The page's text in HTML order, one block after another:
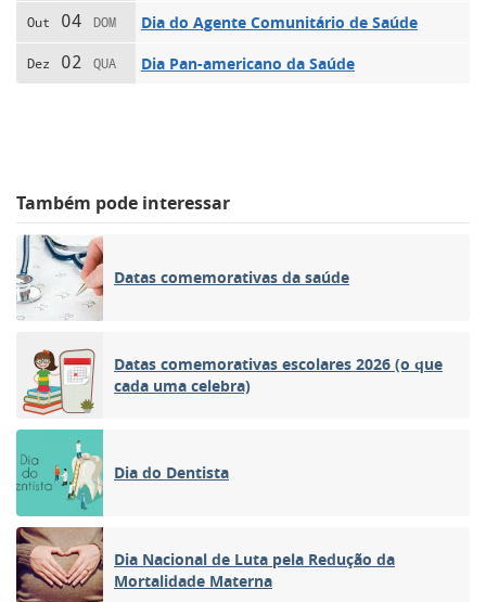
Out 04 DOM Dia do Agente Comunitário de Saúde
Dez 02 QUA Dia Pan-americano da Saúde
Também pode interessar
Datas comemorativas da saúde
Datas comemorativas escolares 2026 (o que
cada uma celebra)
Dia do Dentista
Dia Nacional de Luta pela Redução da
Mortalidade Materna